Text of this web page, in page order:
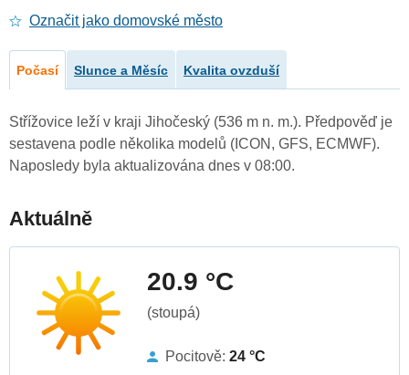
Označit jako domovské město
Počasí Slunce a Měsíc Kvalita ovzduší
Střížovice leží v kraji Jihočeský (536 m n. m.). Předpověď je
sestavena podle několika modelů (ICON, GFS, ECMWF).
Naposledy byla aktualizována dnes v 08:00.
Aktuálně
20.9 °C
(stoupá)
Pocitově: 24 °C